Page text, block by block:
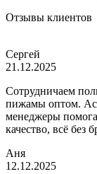
Отзывы клиентов
Сергей
21.12.2025
Сотрудничаем
пижамы оптом.
менеджеры
качество, всё без
Аня
12.12.2025